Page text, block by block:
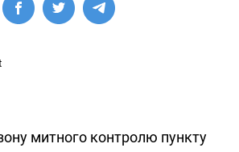
митного контролю пункту